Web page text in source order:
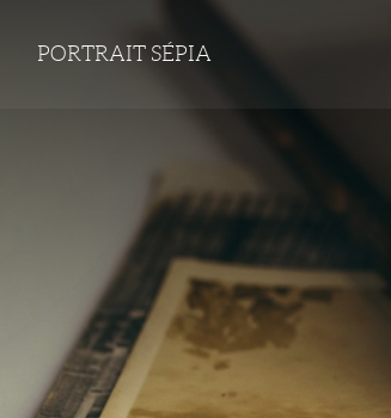
PORTRAIT SÉPIA